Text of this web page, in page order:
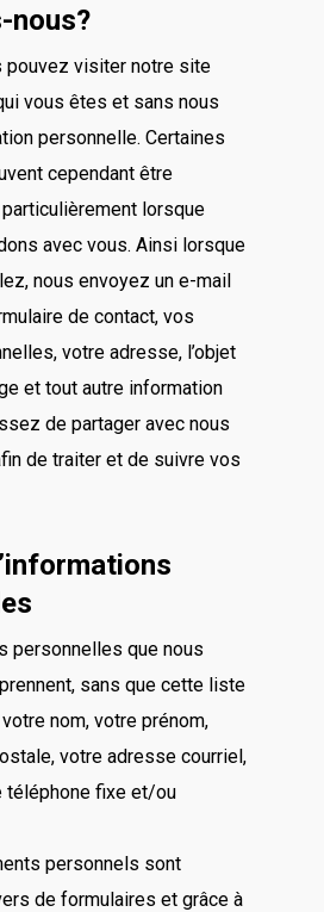
nous?
pouvez visiter notre site
vous êtes et sans nous
personnelle. Certaines
cependant être
lorsque
avec vous. Ainsi lorsque
nous envoyez un e-mail
de contact, vos
votre adresse, l’objet
et tout autre information
de partager avec nous
de traiter et de suivre vos
personnelles que nous
sans que cette liste
nom, votre prénom,
votre adresse courriel,
téléphone fixe et/ou
personnels sont
de formulaires et grâce à